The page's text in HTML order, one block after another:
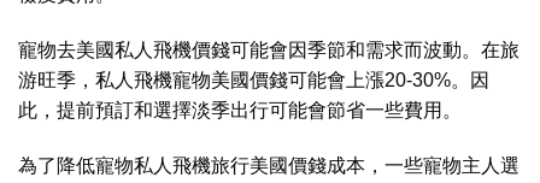
寵物去美國私人飛機價錢可能會因季節和需求而波動。在旅
游旺季，私人飛機寵物美國價錢可能會上漲20-30%。因
此，提前預訂和選擇淡季出行可能會節省一些費用。
為了降低寵物私人飛機旅行美國價錢成本，一些寵物主人選